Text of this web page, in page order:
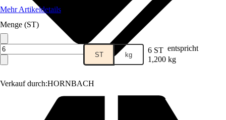
Verkauf durch:HORNBACH
Mehr Artikeldetails
Menge (ST)
ST kg 6 ST entspricht
1,200 kg